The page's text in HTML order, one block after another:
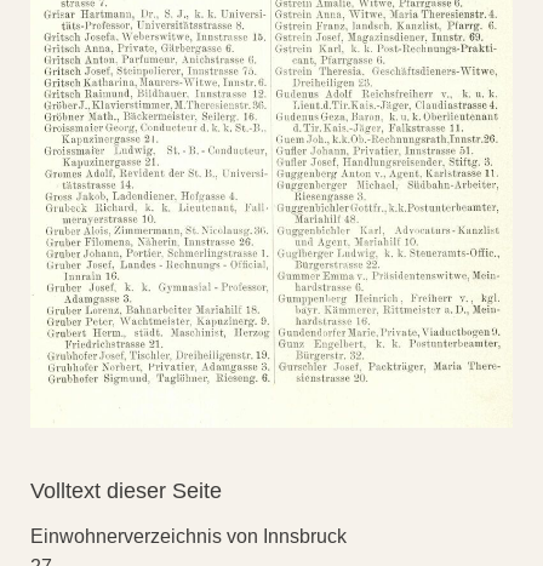
Volltext dieser Seite
Einwohnerverzeichnis von Innsbruck